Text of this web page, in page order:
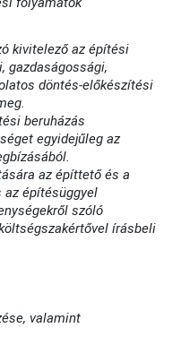
kivitelező az építési
gazdaságossági,
döntés-előkészítési
beruházás
egyidejűleg az
az építtető és a
az építésüggyel
szóló
írásbeli
valamint